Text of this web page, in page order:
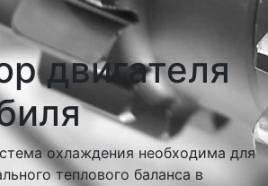
двигателя
охлаждения необходима для
теплового баланса в